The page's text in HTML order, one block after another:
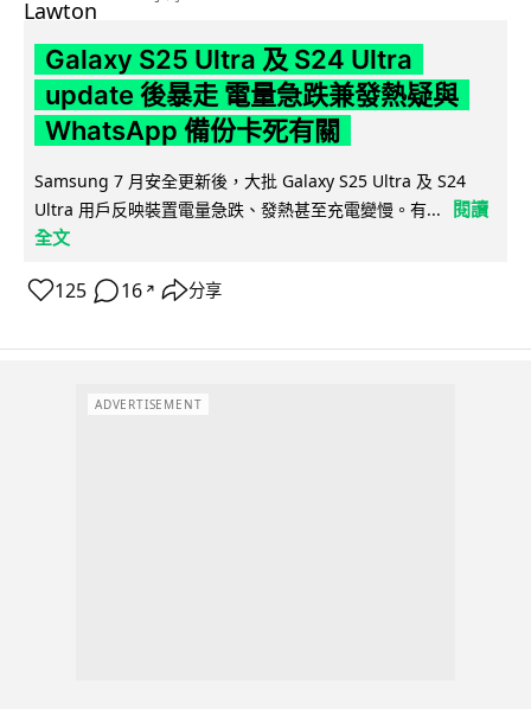
Galaxy S25 Ultra 及 S24 Ultra
update 後暴走 電量急跌兼發熱疑與
WhatsApp 備份卡死有關
Samsung 7 月安全更新後，大批 Galaxy S25 Ultra 及 S24
Ultra 用戶反映裝置電量急跌、發熱甚至充電變慢。有...
閱讀
全文
125 16 ↗ 分享
ADVERTISEMENT